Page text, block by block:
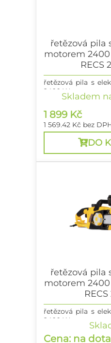
řetězová pila
motorem
RECS
řetězová pila s
2400 WSkladem
1 899 Kč
1 569.42 Kč bez
DO
řetězová pila
motorem
řetězová pila s
2400 W
Cena: na